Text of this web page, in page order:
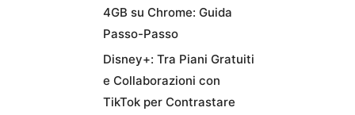
4GB su Chrome: Guida
Passo-Passo
Disney+: Tra Piani Gratuiti
e Collaborazioni con
TikTok per Contrastare